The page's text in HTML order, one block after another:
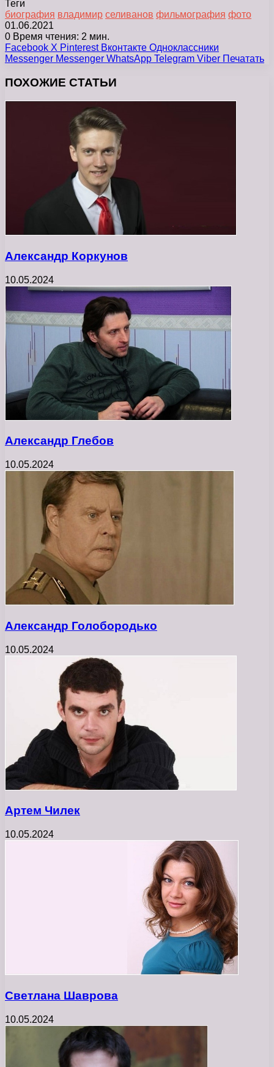
Теги
биография владимир селиванов фильмография фото
01.06.2021
0 Время чтения: 2 мин.
Facebook X Pinterest Вконтакте Одноклассники
Messenger Messenger WhatsApp Telegram Viber Печатать
ПОХОЖИЕ СТАТЬИ
Александр Коркунов
10.05.2024
Александр Глебов
10.05.2024
Александр Голобородько
10.05.2024
Артем Чилек
10.05.2024
Светлана Шаврова
10.05.2024